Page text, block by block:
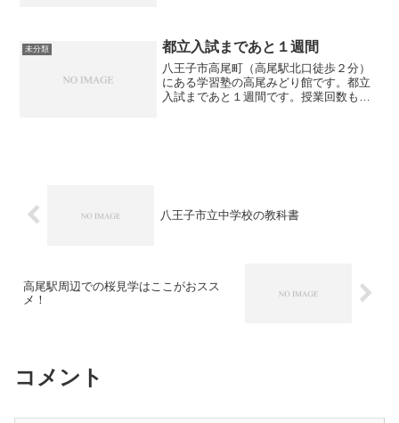
なります。推薦を受ける生徒...
未分類 都立入試まであと１週間
八王子市高尾町（高尾駅北口徒歩２分）
にある学習塾の高尾みどり館です。都立
入試まであと１週間です。授業回数も残
八王子市立中学校の教科書
高尾駅周辺での桜見学はここがおスス
メ！
コメント